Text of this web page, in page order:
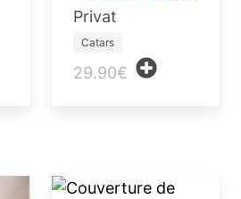
Privat
Catars
29.90€